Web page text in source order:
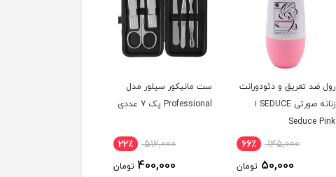
رول ضد تعریق و دئودورانت
زنانه صورتی SEDUCE ا
Seduce Pink
Antiperspirant Deo Roll
145,000 66٪
50,000 تومان
ست مانیکور سیلور مدل
Professional پک 7 عددی
512,000 22٪
400,000 تومان